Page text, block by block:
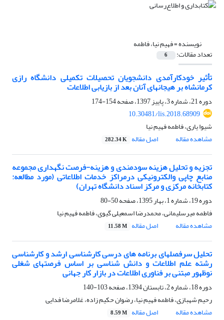
نویسنده =فهیم نیا، فاطمه
تعداد مقالات: 6
تأثیر خودکارآمدی دانشجویان تحصیلات تکمیلی دانشگاه رازی
کرمانشاه بر هیجان‏های آنان بعد از بازیابی اطلاعات
دوره 21، شماره 3، پاییز 1397، صفحه
154-174
10.30481/lis.2018.68909
شیوا یاری، فاطمه فهیم نیا
مشاهده مقاله
اصل مقاله 282.34 K
تجزیه و تحلیل هزینه سودمندی و هزینه-فرصت نگهداری مجموعه
منابع چاپی والکترونیکی درمراکز خدمات اطلاعاتی (مورد مطالعه:
کتابخانه مرکزی و مرکز اسناد دانشگاه تهران)
دوره 19، شماره 1، بهار 1395، صفحه
50-80
فاطمه میرسلیمانی، محمدرضا اسمعیلی گیوی، فاطمه فهیم نیا
مشاهده مقاله
اصل مقاله 11.58 M
تحلیل سرفصلهای برنامه های درسی کارشناسی ارشد و کارشناسی
رشته علم اطلاعات و دانش شناسی بر اساس فرصتهای شغلی
نوظهور مبتنی بر فناوری اطلاعات در بازار کار جهانی
دوره 18، شماره 2، تابستان 1394، صفحه
103-140
رحیم شهبازی، فاطمه فهیم نیا، رضوان حکیم زاده، غلامرضا فدایی
مشاهده مقاله
اصل مقاله 8.59 M